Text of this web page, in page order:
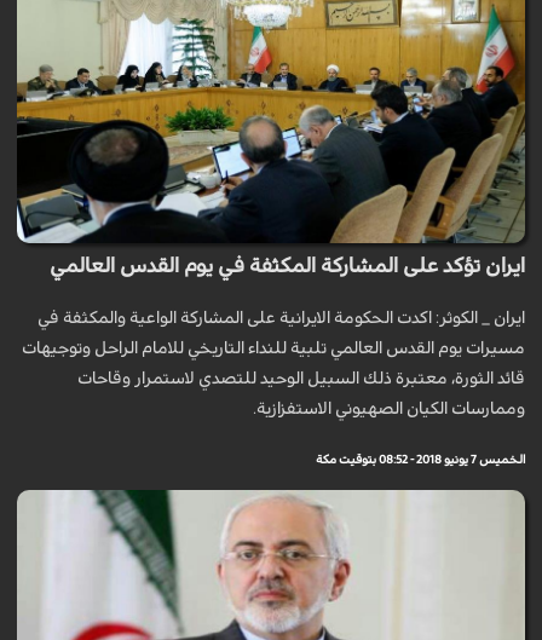
ايران تؤكد على المشاركة المكثفة في يوم القدس العالمي
ايران _ الكوثر: اكدت الحكومة الایرانیة على المشاركة الواعیة والمكثفة في
مسیرات یوم القدس العالمي تلبیة للنداء التاريخي للامام الراحل وتوجیهات
قائد الثورة، معتبرة ذلك السبیل الوحید للتصدي لاستمرار وقاحات
وممارسات الكیان الصهیوني الاستفزازیة.
الخميس 7 يونيو 2018 - 08:52 بتوقيت مكة